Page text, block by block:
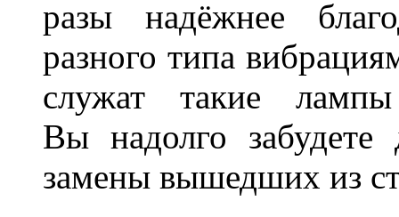
разы надёжнее
разного типа
служат такие
Вы надолго забудете
замены вышедших из